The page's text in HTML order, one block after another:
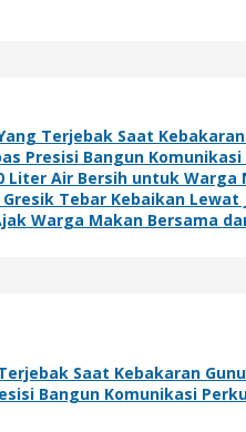
Terjebak Saat
Presisi Bangun
Liter Air Bersih untuk Warga
Tebar Kebaikan
Warga Makan Bersama
Saat Kebakaran
Bangun Komunikasi